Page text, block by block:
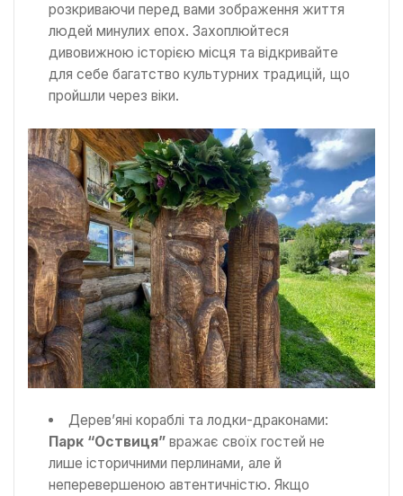
розкриваючи перед вами зображення життя
людей минулих епох. Захоплюйтеся
дивовижною історією місця та відкривайте
для себе багатство культурних традицій, що
пройшли через віки.
Дерев’яні кораблі та лодки-драконами:
Парк “Оствиця” вражає своїх гостей не
лише історичними перлинами, але й
неперевершеною автентичністю. Якщо